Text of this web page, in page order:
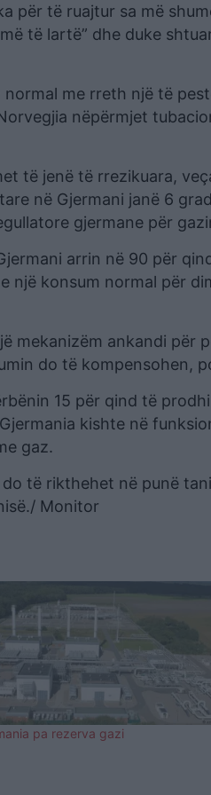
për të ruajtur sa më
të lartë” dhe duke
me rreth një të
nëpërmjet
të jenë të rrezikuara,
në Gjermani janë 6
gjermane për
arrin në 90 për
një konsum normal për
mekanizëm ankandi për
do të kompensohen,
15 për qind të
kishte në
gaz.
të rikthehet në punë
Monitor
pa rezerva gazi